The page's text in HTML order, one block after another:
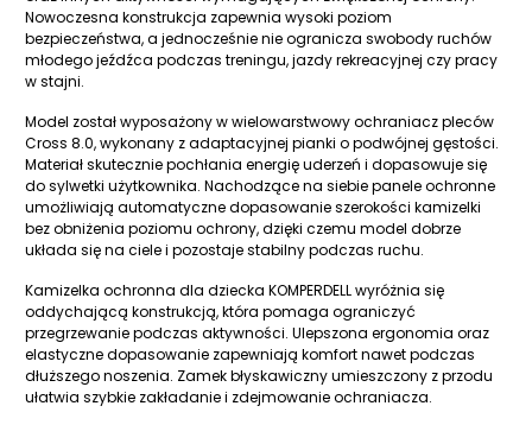
Nowoczesna konstrukcja zapewnia wysoki poziom
bezpieczeństwa, a jednocześnie nie ogranicza swobody ruchów
młodego jeźdźca podczas treningu, jazdy rekreacyjnej czy pracy
w stajni.
Model został wyposażony w wielowarstwowy ochraniacz pleców
Cross 8.0, wykonany z adaptacyjnej pianki o podwójnej gęstości.
Materiał skutecznie pochłania energię uderzeń i dopasowuje się
do sylwetki użytkownika. Nachodzące na siebie panele ochronne
umożliwiają automatyczne dopasowanie szerokości kamizelki
bez obniżenia poziomu ochrony, dzięki czemu model dobrze
układa się na ciele i pozostaje stabilny podczas ruchu.
Kamizelka ochronna dla dziecka KOMPERDELL wyróżnia się
oddychającą konstrukcją, która pomaga ograniczyć
przegrzewanie podczas aktywności. Ulepszona ergonomia oraz
elastyczne dopasowanie zapewniają komfort nawet podczas
dłuższego noszenia. Zamek błyskawiczny umieszczony z przodu
ułatwia szybkie zakładanie i zdejmowanie ochraniacza.